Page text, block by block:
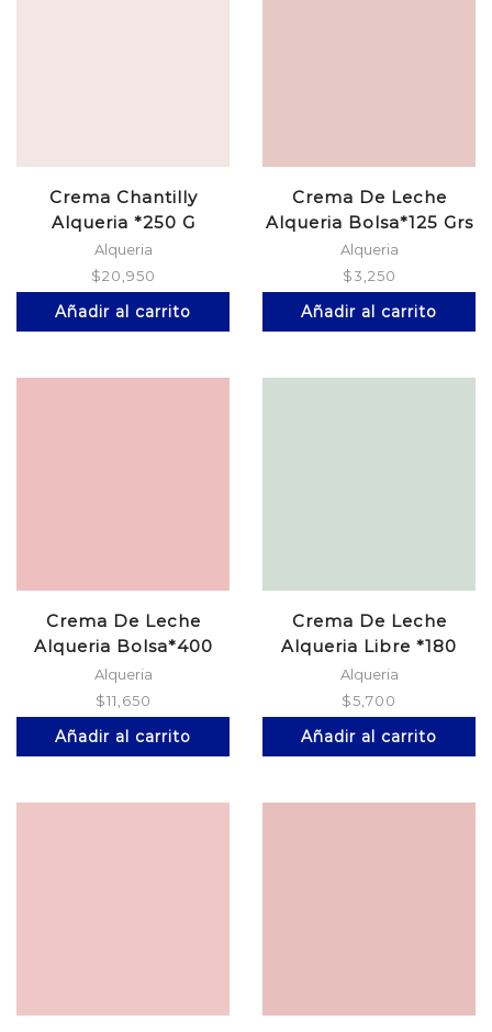
Crema Chantilly
Alqueria *250 G
Alqueria
$20,950
Añadir al carrito
Crema De Leche
Alqueria Bolsa*125 Grs
Alqueria
$3,250
Añadir al carrito
Crema De Leche
Alqueria Bolsa*400
Grs
Alqueria
$11,650
Añadir al carrito
Crema De Leche
Alqueria Libre *180
Alqueria
$5,700
Añadir al carrito